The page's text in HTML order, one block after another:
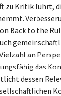
zu Kritik führt,
Back to the
an
das
dessen